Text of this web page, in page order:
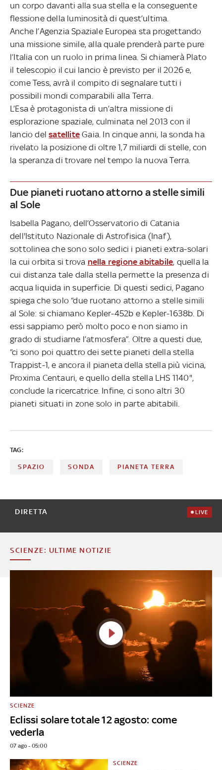
un corpo davanti alla sua stella e la conseguente
flessione della luminosità di quest’ultima.
Anche l’Agenzia Spaziale Europea sta progettando
una missione simile, alla quale prenderà parte pure
l’Italia con un ruolo in prima linea. Si chiamerà Plato
il telescopio il cui lancio è previsto per il 2026 e,
come Tess, avrà il compito di segnalare tutti i
possibili mondi comparabili alla Terra.
L’Esa è protagonista di un’altra missione di
esplorazione spaziale, culminata nel 2013 con il
lancio delsatellite Gaia. In cinque anni, la sonda ha
rivelato la posizione di oltre 1,7 miliardi di stelle, con
la speranza di trovare nel tempo la nuova Terra.
Due pianeti ruotano attorno a stelle simili
al Sole
Isabella Pagano, dell’Osservatorio di Catania
dell'Istituto Nazionale di Astrofisica (Inaf),
sottolinea che sono solo sedici i pianeti extra-solari
la cui orbita si trova nella regione abitabile, quella la
cui distanza tale dalla stella permette la presenza di
acqua liquida in superficie. Di questi sedici, Pagano
spiega che solo “due ruotano attorno a stelle simili
al Sole: si chiamano Kepler-452b e Kepler-1638b. Di
essi sappiamo però molto poco e non siamo in
grado di studiarne l’atmosfera”. Oltre a questi due,
“ci sono poi quattro dei sette pianeti della stella
Trappist-1, e ancora il pianeta della stella più vicina,
Proxima Centauri, e quello della stella LHS 1140",
conclude la ricercatrice. Infine, ci sono altri 30
pianeti situati in zone solo in parte abitabili.
TAG:
SPAZIO SONDA PIANETA TERRA
DIRETTA LIVE
SCIENZE: ULTIME NOTIZIE
Eclissi solare totale 12 agosto: come
vederla
SCIENZE
07 ago - 05:00
SCIENZE